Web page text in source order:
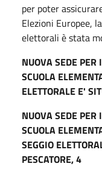
per poter
Elezioni Europee,
elettorali è stata
NUOVA SEDE
SCUOLA
ELETTORALE E'
NUOVA SEDE
SCUOLA
SEGGIO
PESCATORE, 4